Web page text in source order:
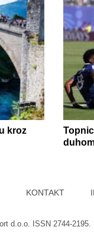
kroz
KONTAKT
d.o.o. ISSN 2744-